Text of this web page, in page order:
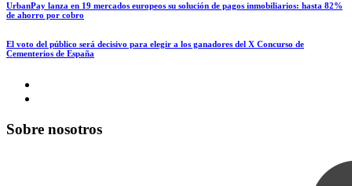
UrbanPay lanza en 19 mercados europeos su solución de pagos inmobiliarios: hasta 82%
de ahorro por cobro
El voto del público será decisivo para elegir a los ganadores del X Concurso de
Cementerios de España
Sobre nosotros